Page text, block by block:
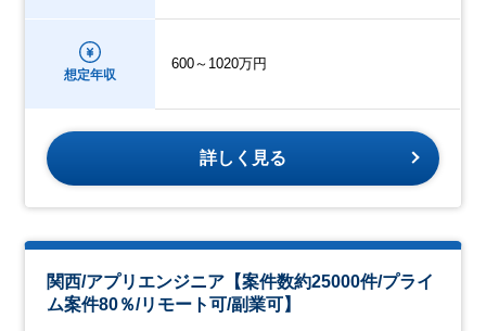
想定年収
600～1020万円
詳しく見る
関西/アプリエンジニア【案件数約25000件/プライ
ム案件80％/リモート可/副業可】